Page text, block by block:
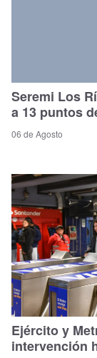
Seremi Los
a 13 puntos
06 de Agosto
Ejército y
intervención